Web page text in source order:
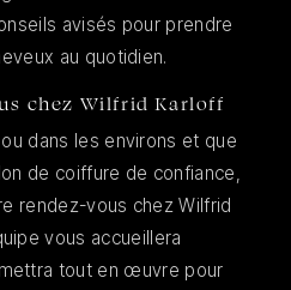
avisés pour prendre
au quotidien.
chez Wilfrid Karloff
dans les environs et que
de coiffure de confiance,
rendez-vous chez Wilfrid
vous accueillera
tout en œuvre pour